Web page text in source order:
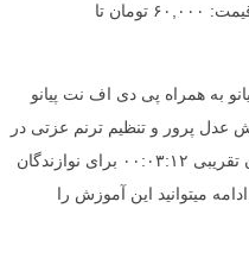
محدوده قیمت: ۶۰,۰۰۰ تومان تا
به همراه پی دی اف نت پیانو
پرور و تنظیم ترنم عزتی در
یک ویدیو آموزشی با فرمت MP4 و زمان تقریبی ۰۰:۰۳:۱۲ برای نوازندگان
میتوانید این آموزش را